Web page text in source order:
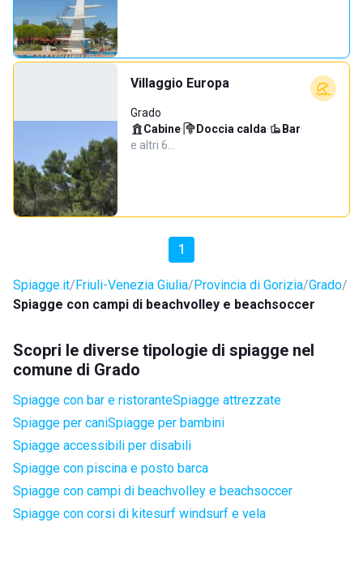
Villaggio Europa
Grado
Cabine· Doccia calda· Bar·
e altri 6…
1
Spiagge.it Friuli-Venezia Giulia Provincia di Gorizia Grado
Spiagge con campi di beachvolley e beachsoccer
Scopri le diverse tipologie di spiagge nel
comune di Grado
Spiagge con bar e ristoranteSpiagge attrezzate
Spiagge per caniSpiagge per bambini
Spiagge accessibili per disabili
Spiagge con piscina e posto barca
Spiagge con campi di beachvolley e beachsoccer
Spiagge con corsi di kitesurf windsurf e vela